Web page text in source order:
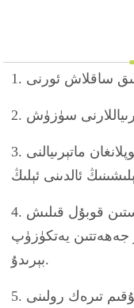
3. ئارىلاشتۇرۇش ئۈسكۈنىسى: توپلانغان ماتېرىيالنى
4. لېنتا يەتكۈزگۈچ: ماتېرىيالنى سىلوستىن قوبۇل قىلىش
جەھەتتىن يەتكۈزۈپ
بېرىدۇ.
5. تاقاق: ھەر بىر زاپچاسنى ئۇلاپ، مۇقىم تىرەك رولىنى